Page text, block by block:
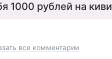
1000 рублей на киви
все комментарии